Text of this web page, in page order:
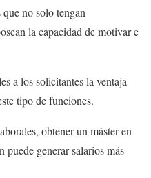
no solo tengan
la capacidad de motivar e
a los solicitantes la ventaja
tipo de funciones.
obtener un máster en
generar salarios más